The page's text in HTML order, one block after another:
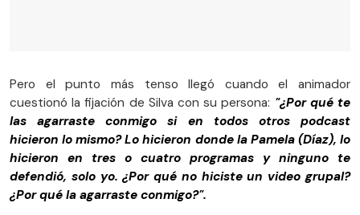
Pero el punto más tenso llegó cuando el animador
cuestionó la fijación de Silva con su persona: "¿Por qué te
las agarraste conmigo si en todos otros podcast
hicieron lo mismo? Lo hicieron donde la Pamela (Díaz), lo
hicieron en tres o cuatro programas y ninguno te
defendió, solo yo. ¿Por qué no hiciste un video grupal?
¿Por qué la agarraste conmigo?".